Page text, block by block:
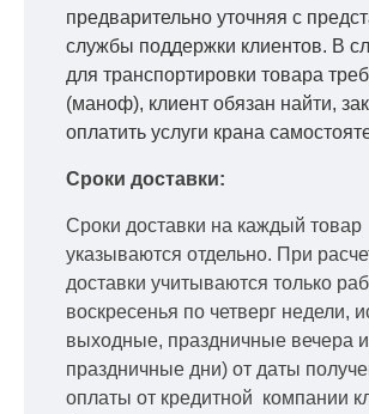
предварительно уточняя с
службы поддержки клиентов. В
для транспортировки товара
(маноф), клиент обязан найти,
оплатить услуги крана
Сроки доставки:
Сроки доставки на каждый товар
указываются отдельно. При
доставки учитываются только
воскресенья по четверг недели,
выходные, праздничные вечера и
праздничные дни) от даты
оплаты от кредитной компании